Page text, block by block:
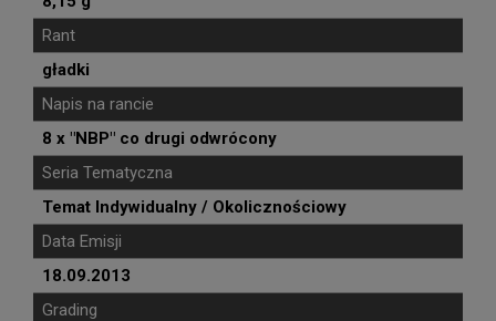
Rant
gładki
Napis na rancie
8 x "NBP" co drugi odwrócony
Seria Tematyczna
Temat Indywidualny / Okolicznościowy
Data Emisji
18.09.2013
Grading